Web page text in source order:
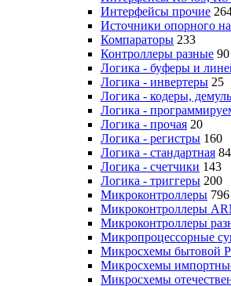
Интерфейсы прочие
Источники опорного
Компараторы 233
Контроллеры разные 90
Логика - буферы и
Логика - инвертеры 25
Логика - кодеры,
Логика -
Логика - прочая 20
Логика - регистры 160
Логика - стандартная
Логика - счетчики 143
Логика - триггеры 200
Микроконтроллеры 796
Микроконтроллеры
Микроконтроллеры
Микропроцессорные
Микросхемы бытовой
Микросхемы
Микросхемы